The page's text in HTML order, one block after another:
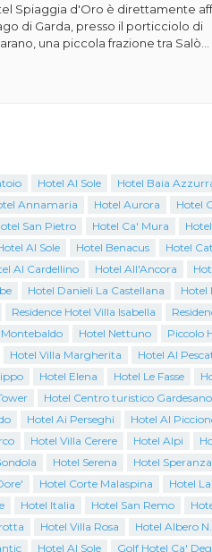
Spiaggia d'Oro è direttamente
di Garda, presso il porticciolo di
una piccola frazione tra Salò...
Hotel Al Sole Hotel Baia
Annamaria Hotel Aurora Hotel
San Pietro Hotel Ca' Mura
Al Sole Hotel Benacus Hotel
Al Cardellino Hotel All'Ancora
Hotel Danieli La Castellana Hotel
Residence Hotel Villa Isabella
Hotel Nettuno Piccolo
Hotel Villa Margherita Hotel Al
Hotel Elena Hotel Le Fasse
Hotel Centro turistico Gardesano
Hotel Ai Perseghi Hotel Al
Hotel Villa Cerere Hotel Alpi
Hotel Serena Hotel Speranza
Hotel Corte Malaspina Hotel
Hotel Italia Hotel San Remo
Hotel Villa Rosa Hotel Albero
Hotel Al Sole Golf Hotel Ca'